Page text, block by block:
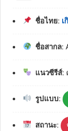
ชื่อไทย: เ
ชื่อสากล:
แนวซีรีส์:
รูปแบบ:
สถานะ: